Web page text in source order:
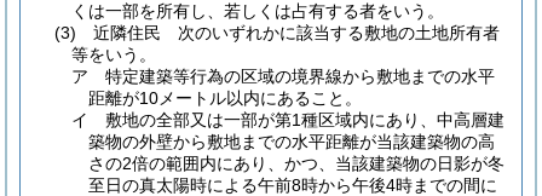
くは一部を所有し、若しくは占有する者をいう。
(3)
近隣住民 次のいずれかに該当する敷地の土地所有者
等をいう。
ア
特定建築等行為の区域の境界線から敷地までの水平
距離が10メートル以内にあること。
イ
敷地の全部又は一部が第1種区域内にあり、中高層建
築物の外壁から敷地までの水平距離が当該建築物の高
さの2倍の範囲内にあり、かつ、当該建築物の日影が冬
至日の真太陽時による午前8時から午後4時までの間に